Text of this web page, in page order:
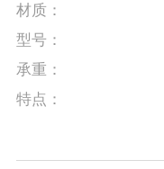
材质：
型号：
承重：
特点：